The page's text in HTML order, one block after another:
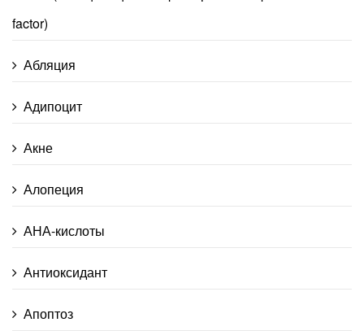
factor)
Абляция
Адипоцит
Акне
Алопеция
АНА-кислоты
Антиоксидант
Апоптоз